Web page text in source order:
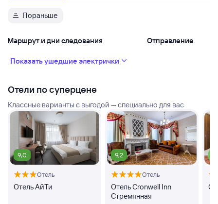
Пораньше
Маршрут и дни следования Отправление
Показать ушедшие электрички
Отели по суперцене
Классные варианты с выгодой — специально для вас
9,0
Отель
Отель АйТи
9,2
Отель
Отель Cronwell Inn
Стремянная